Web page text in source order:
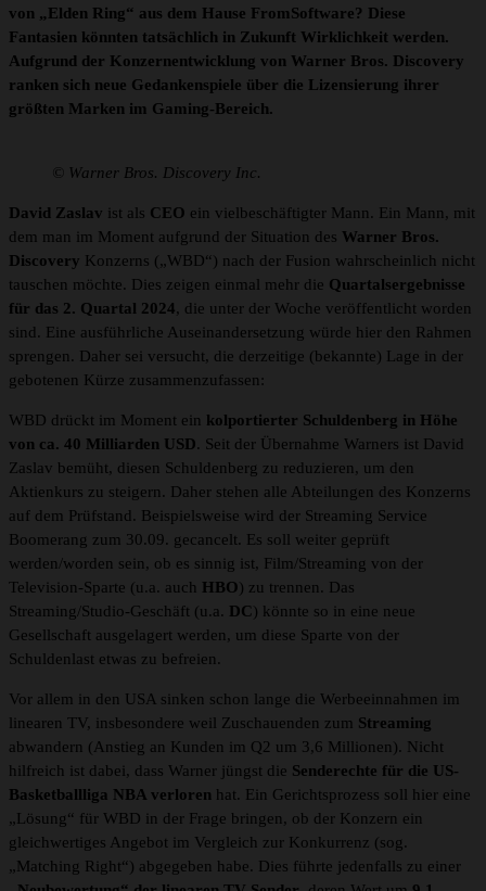
von „Elden Ring“ aus dem Hause FromSoftware? Diese
Fantasien könnten tatsächlich in Zukunft Wirklichkeit werden.
Aufgrund der Konzernentwicklung von Warner Bros. Discovery
ranken sich neue Gedankenspiele über die Lizensierung ihrer
größten Marken im Gaming-Bereich.
© Warner Bros. Discovery Inc.
David Zaslav ist als CEO ein vielbeschäftigter Mann. Ein Mann, mit
dem man im Moment aufgrund der Situation des Warner Bros.
Discovery Konzerns („WBD“) nach der Fusion wahrscheinlich nicht
tauschen möchte. Dies zeigen einmal mehr die Quartalsergebnisse
für das 2. Quartal 2024, die unter der Woche veröffentlicht worden
sind. Eine ausführliche Auseinandersetzung würde hier den Rahmen
sprengen. Daher sei versucht, die derzeitige (bekannte) Lage in der
gebotenen Kürze zusammenzufassen:
WBD drückt im Moment ein kolportierter Schuldenberg in Höhe
von ca. 40 Milliarden USD. Seit der Übernahme Warners ist David
Zaslav bemüht, diesen Schuldenberg zu reduzieren, um den
Aktienkurs zu steigern. Daher stehen alle Abteilungen des Konzerns
auf dem Prüfstand. Beispielsweise wird der Streaming Service
Boomerang zum 30.09. gecancelt. Es soll weiter geprüft
werden/worden sein, ob es sinnig ist, Film/Streaming von der
Television-Sparte (u.a. auch HBO) zu trennen. Das
Streaming/Studio-Geschäft (u.a. DC ) könnte so in eine neue
Gesellschaft ausgelagert werden, um diese Sparte von der
Schuldenlast etwas zu befreien.
Vor allem in den USA sinken schon lange die Werbeeinnahmen im
linearen TV, insbesondere weil Zuschauenden zum Streaming
abwandern (Anstieg an Kunden im Q2 um 3,6 Millionen). Nicht
hilfreich ist dabei, dass Warner jüngst die Senderechte für die US-
Basketballliga NBA verloren hat. Ein Gerichtsprozess soll hier eine
„Lösung“ für WBD in der Frage bringen, ob der Konzern ein
gleichwertiges Angebot im Vergleich zur Konkurrenz (sog.
„Matching Right“) abgegeben habe. Dies führte jedenfalls zu einer